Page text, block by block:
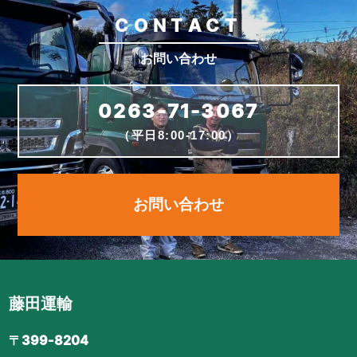
CONTACT
お問い合わせ
0263-71-3067
（平日8:00-17:00）
お問い合わせ
藤田運輸
〒399-8204